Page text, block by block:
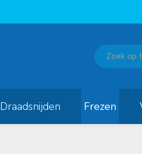
Draadsnijden Frezen